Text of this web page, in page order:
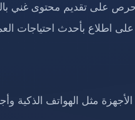
على تقديم محتوى غني
اطلاع بأحدث احتياجات
مثل الهواتف الذكية